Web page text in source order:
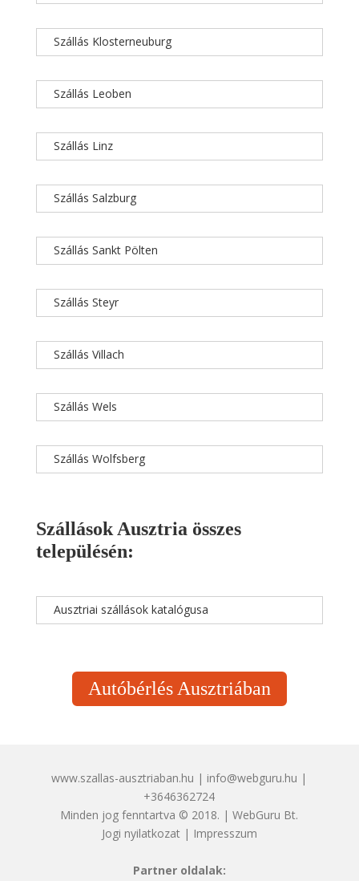
Szállás Klosterneuburg
Szállás Leoben
Szállás Linz
Szállás Salzburg
Szállás Sankt Pölten
Szállás Steyr
Szállás Villach
Szállás Wels
Szállás Wolfsberg
Szállások Ausztria összes
településén:
Ausztriai szállások katalógusa
Autóbérlés Ausztriában
www.szallas-ausztriaban.hu | info@webguru.hu |
+3646362724
Minden jog fenntartva © 2018. | WebGuru Bt.
Jogi nyilatkozat| Impresszum
Partner oldalak: